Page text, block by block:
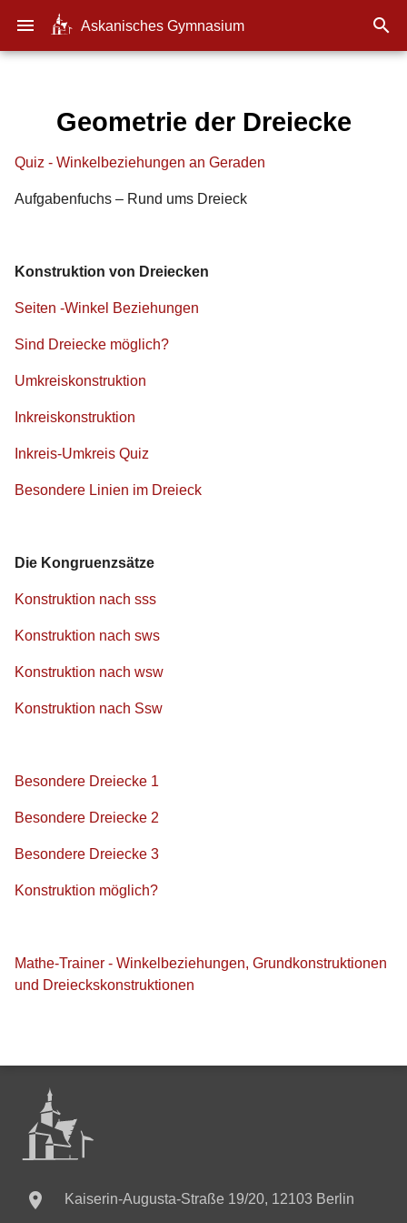
menu Askanisches Gymnasium 
Geometrie der Dreiecke
Quiz - Winkelbeziehungen an Geraden
Aufgabenfuchs – Rund ums Dreieck
Konstruktion von Dreiecken
Seiten -Winkel Beziehungen
Sind Dreiecke möglich?
Umkreiskonstruktion
Inkreiskonstruktion
Inkreis-Umkreis Quiz
Besondere Linien im Dreieck
Die Kongruenzsätze
Konstruktion nach sss
Konstruktion nach sws
Konstruktion nach wsw
Konstruktion nach Ssw
Besondere Dreiecke 1
Besondere Dreiecke 2
Besondere Dreiecke 3
Konstruktion möglich?
Mathe-Trainer - Winkelbeziehungen, Grundkonstruktionen
und Dreieckskonstruktionen
 Kaiserin-Augusta-Straße 19/20, 12103 Berlin